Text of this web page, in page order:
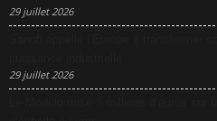
29 juillet 2026
29 juillet 2026